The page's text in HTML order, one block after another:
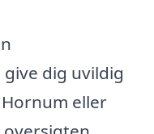
dig uvildig
eller